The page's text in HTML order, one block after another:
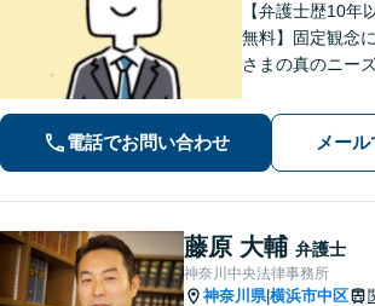
【弁護士歴10年
無料】固定観念
さまの真のニー
士業との連携で
問題にワンスト
B面談対応】【
電話でお問い合わせ メー
藤原 大輔 弁護士
神奈川中央法律事務所
神奈川県|横浜市中区